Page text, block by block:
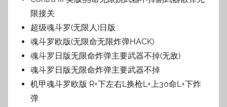
限接关
超级魂斗罗(无限人)日版
魂斗罗欧版(无限命无限炸弹HACK)
魂斗罗日版无限命炸弹主要武器不掉(无敌)
魂斗罗日版无限命炸弹主要武器不掉
机甲魂斗罗欧版 R+下左右L换枪L+上30命L+下炸
弹